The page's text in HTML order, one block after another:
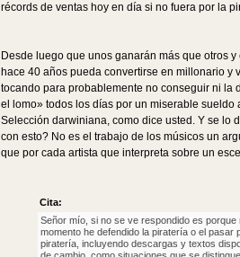
récords de ventas hoy en día si no fuera por la
Desde luego que unos ganarán más que otros
hace 40 años pueda convertirse en millonario
tocando para probablemente no conseguir ni la
el lomo» todos los días por un miserable
Selección darwiniana, como dice usted. Y se lo
con esto? No es el trabajo de los músicos un
que por cada artista que interpreta sobre un
Cita:
Señor mío, si no se ve respondido es
momento he defendido la piratería o el
piratería, incluyendo descargas y textos